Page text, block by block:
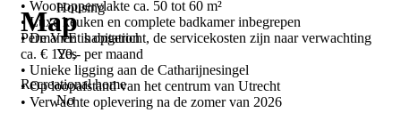
• Woonoppervlakte ca. 50 tot 60 m²
• Luxe keuken en complete badkamer inbegrepen
• De VvE is opgericht, de servicekosten zijn naar verwachting
ca. € 120,- per maand
• Unieke ligging aan de Catharijnesingel
• Op loopafstand van het centrum van Utrecht
• Verwachte oplevering na de zomer van 2026
Housing
Permanent habitation
Yes
Recreational home
No
Map